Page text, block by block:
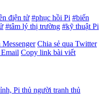
điện tử #phục hồi Pi #biến
#tâm lý thị trường #kỹ thuật Pi
Messenger Chia sẻ qua Twitter
Copy link bài viết